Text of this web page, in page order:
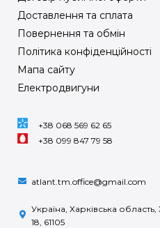
Доставлення та сплата
Повернення та обмін
Політика конфіденційності
Мапа сайту
Електродвигуни
+38 068 569 62 65
+38 099 847 79 58
atlant.tm.office@gmail.com
Україна, Харківська
18, 61105